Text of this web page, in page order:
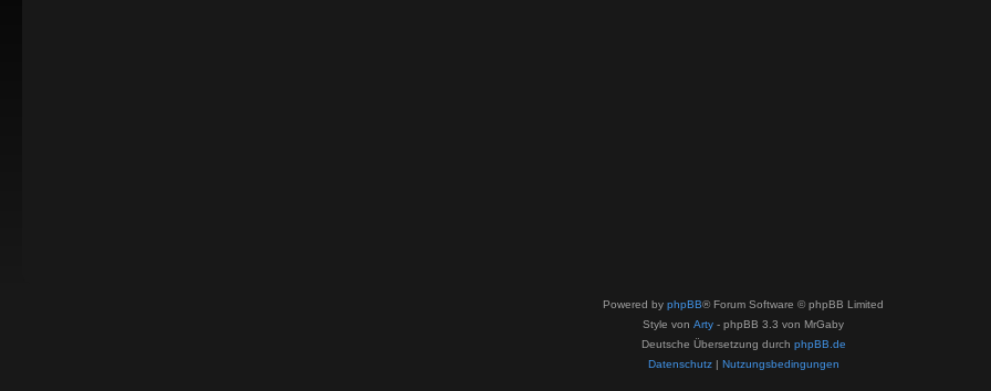
Powered by phpBB® Forum Software © phpBB Limited
Style von Arty - phpBB 3.3 von MrGaby
Deutsche Übersetzung durch phpBB.de
Datenschutz| Nutzungsbedingungen